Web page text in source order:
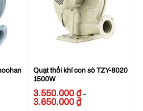
Quạt thổi khí con sò TZY-8020
1500W
3.550.000 ₫ –
3.650.000 ₫Khoảng
giá: